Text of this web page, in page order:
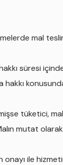
mal
süresi
hakkı
tüketici,
mutat
ile